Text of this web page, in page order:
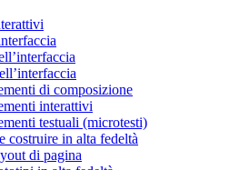
di composizione
interattivi
testuali (microtesti)
costruire in alta fedeltà
di pagina